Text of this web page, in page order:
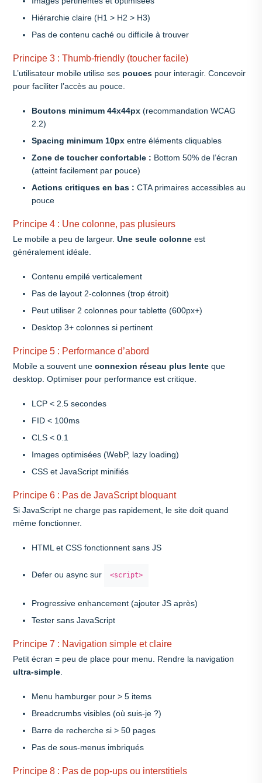
Hiérarchie claire (H1 > H2 > H3)
Pas de contenu caché ou difficile à trouver
Principe 3 : Thumb-friendly (toucher facile)
L’utilisateur mobile utilise ses pouces pour interagir. Concevoir
pour faciliter l’accès au pouce.
Boutons minimum 44x44px (recommandation WCAG
2.2)
Spacing minimum 10px entre éléments cliquables
Zone de toucher confortable : Bottom 50% de l’écran
(atteint facilement par pouce)
Actions critiques en bas : CTA primaires accessibles au
pouce
Principe 4 : Une colonne, pas plusieurs
Le mobile a peu de largeur. Une seule colonne est
généralement idéale.
Contenu empilé verticalement
Pas de layout 2-colonnes (trop étroit)
Peut utiliser 2 colonnes pour tablette (600px+)
Desktop 3+ colonnes si pertinent
Principe 5 : Performance d’abord
Mobile a souvent une connexion réseau plus lente que
desktop. Optimiser pour performance est critique.
LCP < 2.5 secondes
FID < 100ms
CLS < 0.1
Images optimisées (WebP, lazy loading)
CSS et JavaScript minifiés
Principe 6 : Pas de JavaScript bloquant
Si JavaScript ne charge pas rapidement, le site doit quand
même fonctionner.
HTML et CSS fonctionnent sans JS
Defer ou async sur <script>
Progressive enhancement (ajouter JS après)
Tester sans JavaScript
Principe 7 : Navigation simple et claire
Petit écran = peu de place pour menu. Rendre la navigation
ultra-simple
Menu hamburger pour > 5 items
Breadcrumbs visibles (où suis-je ?)
Barre de recherche si > 50 pages
Pas de sous-menus imbriqués
Principe 8 : Pas de pop-ups ou interstitiels